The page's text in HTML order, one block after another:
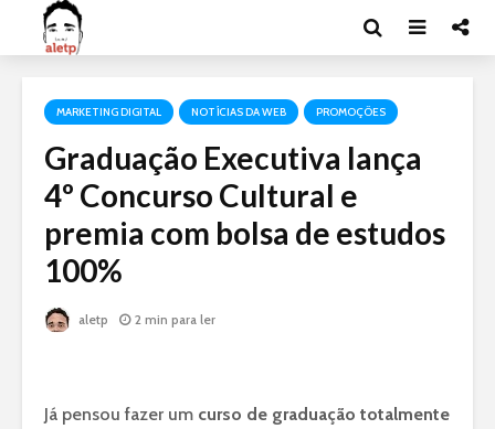
MARKETING DIGITAL NOTÍCIAS DA WEB PROMOÇÕES
Graduação Executiva lança
4º Concurso Cultural e
premia com bolsa de estudos
100%
aletp 2 min para ler
Já pensou fazer um curso de graduação totalmente